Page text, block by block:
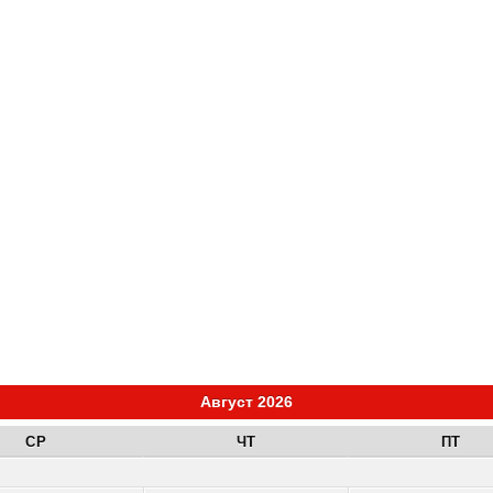
Август 2026
СР ЧТ ПТ